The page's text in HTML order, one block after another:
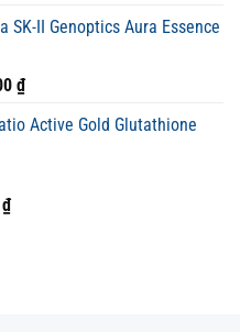
tại
6.200.000 ₫.
SK-II Genoptics Aura Essence
₫Giá
tạiActive Gold Glutathione
₫Giá